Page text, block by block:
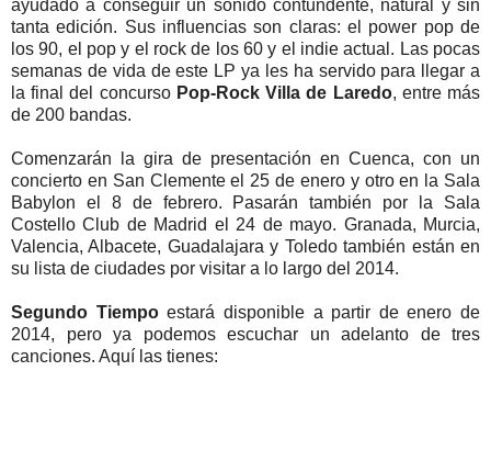
ayudado a conseguir un sonido contundente, natural y sin
tanta edición. Sus influencias son claras: el power pop de
los 90, el pop y el rock de los 60 y el indie actual. Las pocas
semanas de vida de este LP ya les ha servido para llegar a
la final del concurso Pop-Rock Villa de Laredo, entre más
de 200 bandas.
Comenzarán la gira de presentación en Cuenca, con un
concierto en San Clemente el 25 de enero y otro en la Sala
Babylon el 8 de febrero. Pasarán también por la Sala
Costello Club de Madrid el 24 de mayo. Granada, Murcia,
Valencia, Albacete, Guadalajara y Toledo también están en
su lista de ciudades por visitar a lo largo del 2014.
Segundo Tiempoestará disponible a partir de enero de
2014, pero ya podemos escuchar un adelanto de tres
canciones. Aquí las tienes: